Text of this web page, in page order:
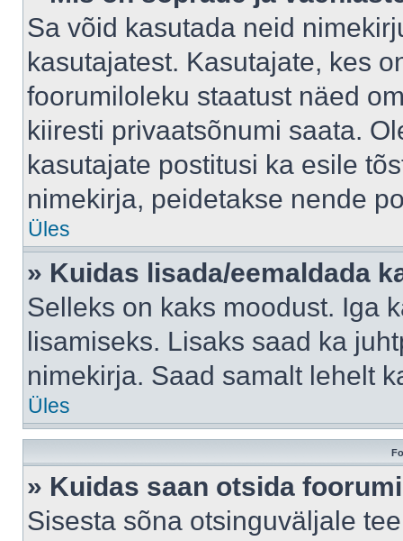
Sa võid kasutada neid
kasutajatest. Kasutajate, kes
foorumiloleku staatust näed
kiiresti privaatsõnumi saata.
kasutajate postitusi ka esile
nimekirja, peidetakse nende
Üles
» Kuidas lisada/eemaldada
Selleks on kaks moodust. Iga
lisamiseks. Lisaks saad ka
nimekirja. Saad samalt lehelt
Üles
» Kuidas saan otsida
Sisesta sõna otsinguväljale